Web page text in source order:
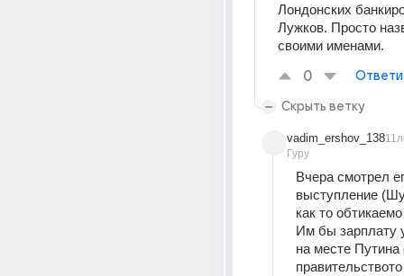
Лондонских
Лужков. Просто
своими именами.
0
Скрыть ветку
vadim_ershov_138
Гуру
Вчера смотрел
выступление
как то
Им бы зарплату
на месте Путина